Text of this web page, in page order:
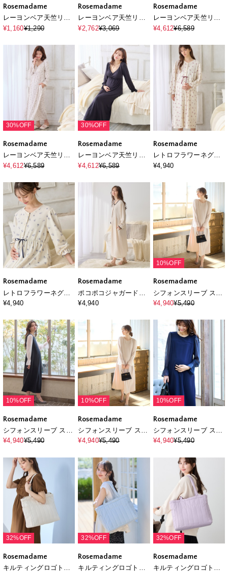
Rosemadame
レーヨンベア天竺リボ
ン柄・無地 浅ばきシ
¥1,160¥1,290
Rosemadame
レーヨンベア天竺リボ
ン柄・無地 授乳キャ
¥2,762¥3,069
Rosemadame
レーヨンベア天竺リボ
ン柄・無地 授乳ブラ
ワンピース
¥4,612¥6,589
30%OFF
Rosemadame
レーヨンベア天竺リボ
ン柄・無地 授乳ブラ
ワンピース
¥4,612¥6,589
30%OFF
Rosemadame
レーヨンベア天竺リボ
ン柄・無地 授乳ブラ
ワンピース
¥4,612¥6,589
Rosemadame
レトロフラワーネグリ
ジェ/ワンピースパジャ
ニティ/授乳服）授乳
楽々 妊婦服 産前・産後
対応
¥4,940
Rosemadame
レトロフラワーネグリ
ジェ/ワンピースパジャ
ニティ/授乳服）授乳
楽々 妊婦服 産前・産後
対応
¥4,940
Rosemadame
ポコポコジャガードバ
イカラーネグリジェ/ワ
ムウェア（マタニティ/
授乳服）授乳楽々 妊婦
服 産前・産後対応
¥4,940
10%OFF
Rosemadame
シフォンスリーブ スト
レッチジョーゼットワ
授乳服）授乳口付き 授
乳楽々 妊婦服 産前・産
後対応
¥4,940¥5,490
10%OFF
Rosemadame
シフォンスリーブ スト
レッチジョーゼットワ
授乳服）授乳口付き 授
乳楽々 妊婦服 産前・産
後対応
¥4,940¥5,490
10%OFF
Rosemadame
シフォンスリーブ スト
レッチジョーゼットワ
授乳服）授乳口付き 授
乳楽々 妊婦服 産前・産
後対応
¥4,940¥5,490
10%OFF
Rosemadame
シフォンスリーブ スト
レッチジョーゼットワ
授乳服）授乳口付き 授
乳楽々 妊婦服 産前・産
¥4,940¥5,490
32%OFF
Rosemadame
キルティングロゴトー
32%OFF
Rosemadame
キルティングロゴトー
32%OFF
Rosemadame
キルティングロゴトー